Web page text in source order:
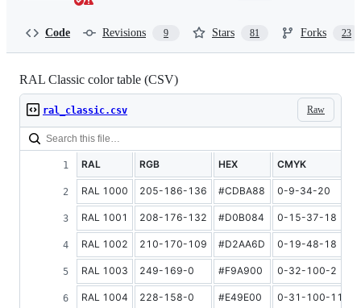
Code Revisions 9 Stars 81 Forks 23
RAL Classic color table (CSV)
Raw
ral_classic.csv
RAL RGB HEX CMYK
RAL 1000 205-186-136 #CDBA88 0-9-34-20
RAL 1001 208-176-132 #D0B084 0-15-37-18
RAL 1002 210-170-109 #D2AA6D 0-19-48-18
RAL 1003 249-169-0 #F9A900 0-32-100-2
RAL 1004 228-158-0 #E49E00 0-31-100-11